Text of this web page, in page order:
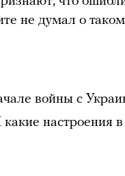
не думал о
войны с
настроения